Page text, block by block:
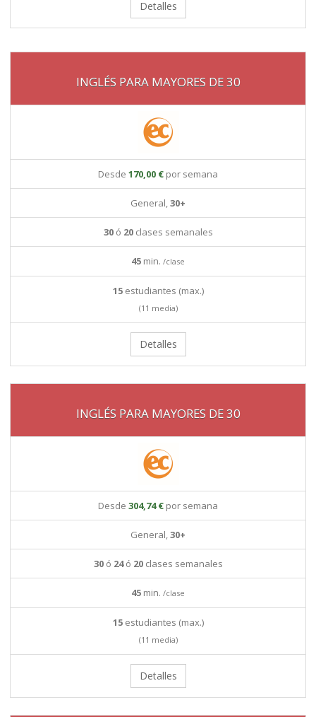
Detalles
INGLÉS PARA MAYORES DE 30
Desde 170,00 € por semana
General,30+
30ó 20clases semanales
45 min. /clase
15estudiantes (max.)
(11 media)
Detalles
INGLÉS PARA MAYORES DE 30
Desde 304,74 € por semana
General,30+
30ó 24ó 20clases semanales
45 min. /clase
15estudiantes (max.)
(11 media)
Detalles